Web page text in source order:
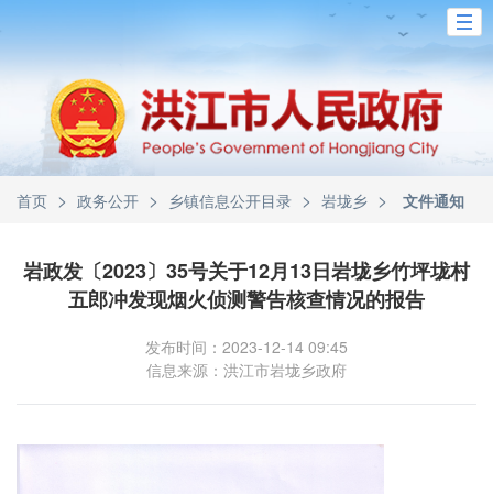
首页 > 政务公开 > 乡镇信息公开目录 > 岩垅乡 > 文件通知
岩政发〔2023〕35号关于12月13日岩垅乡竹坪垅村
五郎冲发现烟火侦测警告核查情况的报告
发布时间：2023-12-14 09:45
信息来源：洪江市岩垅乡政府